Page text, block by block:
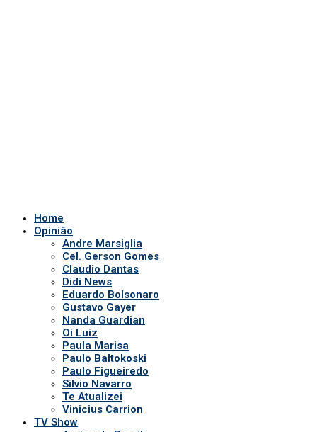
Home
Opinião
Andre Marsiglia
Cel. Gerson Gomes
Claudio Dantas
Didi News
Eduardo Bolsonaro
Gustavo Gayer
Nanda Guardian
Oi Luiz
Paula Marisa
Paulo Baltokoski
Paulo Figueiredo
Silvio Navarro
Te Atualizei
Vinicius Carrion
TV Show